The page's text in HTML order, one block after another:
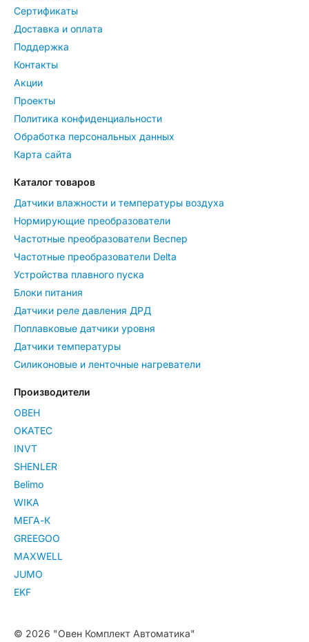
Сертификаты
Доставка и оплата
Поддержка
Контакты
Акции
Проекты
Политика конфиденциальности
Обработка персональных данных
Карта сайта
Каталог товаров
Датчики влажности и температуры воздуха
Нормирующие преобразователи
Частотные преобразователи Веспер
Частотные преобразователи Delta
Устройства плавного пуска
Блоки питания
Датчики реле давления ДРД
Поплавковые датчики уровня
Датчики температуры
Силиконовые и ленточные нагреватели
Производители
ОВЕН
OKATEC
INVT
SHENLER
Belimo
WIKA
МЕГА-К
GREEGOO
MAXWELL
JUMO
EKF
© 2026 "Овен Комплект Автоматика"